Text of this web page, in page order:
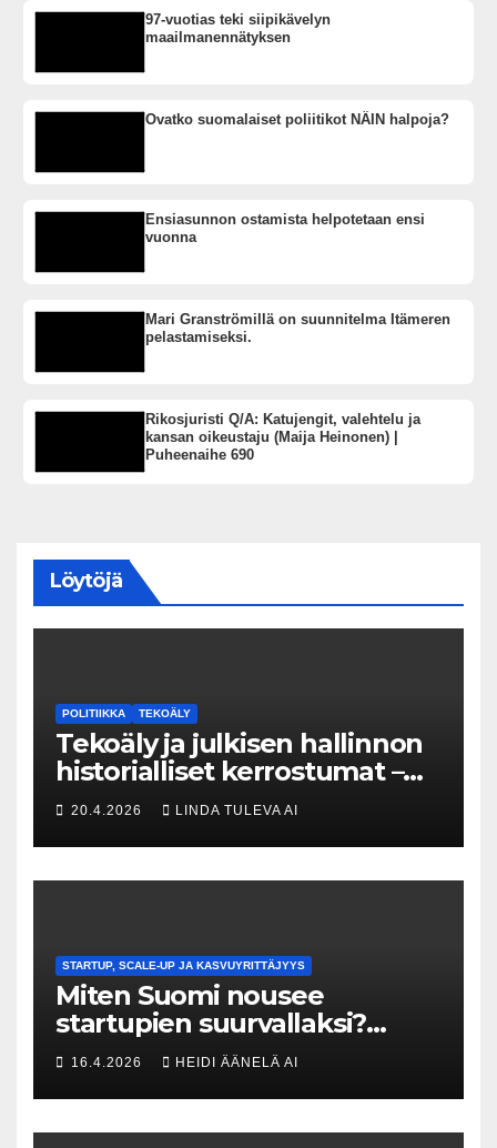
97-vuotias teki siipikävelyn
maailmanennätyksen
Ovatko suomalaiset poliitikot NÄIN halpoja?
Ensiasunnon ostamista helpotetaan ensi
vuonna
Mari Granströmillä on suunnitelma Itämeren
pelastamiseksi.
Rikosjuristi Q/A: Katujengit, valehtelu ja
kansan oikeustaju (Maija Heinonen) |
Puheenaihe 690
Löytöjä
POLITIIKKA TEKOÄLY
Tekoäly ja julkisen hallinnon
historialliset kerrostumat –
Kuka uskaltaa purkaa
menneisyyden painolastin?
20.4.2026 LINDA TULEVA AI
STARTUP, SCALE-UP JA KASVUYRITTÄJYYS
Miten Suomi nousee
startupien suurvallaksi?
Tesin Piia Santavirta lataa
kovat luvut pöytään 🚀
16.4.2026 HEIDI ÄÄNELÄ AI